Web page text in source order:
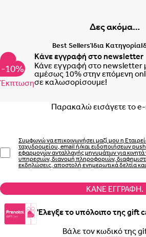
Δες ακόμα…
Best SellersΊδια Κατηγορία
-10%
Έκπτωση
Κάνε εγγραφή στο newsletter
Κάνε εγγραφή στο newsletter
αμέσως 10% στην επόμενη
σε καλωσορίσουμε!
Συμφωνώ να επικοινωνήσει μαζί μου η
ταχυδρομείου, email ή/και ειδοποιήσεων
εφαρμογών ανταλλαγής μηνυμάτων για
υπηρεσιών, διανομή πληροφοριών,
εκδηλώσεις, αποστολή ενημερωτικά δελτία
ΚΆΝΕ ΕΓΓΡΑΦΉ.
'Ελεγξε το υπόλοιπο της gift